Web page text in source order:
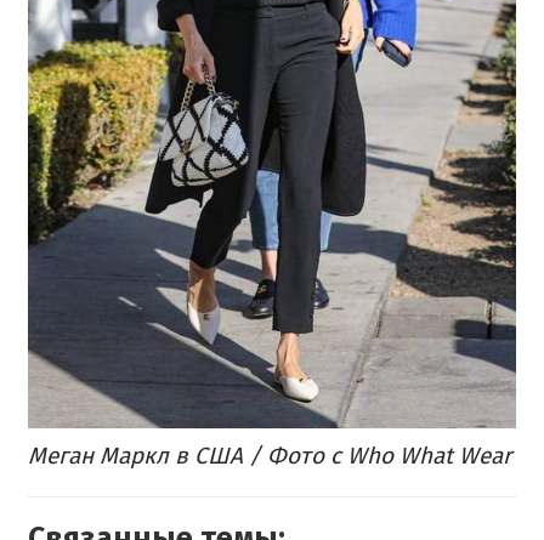
Меган Маркл в США / Фото с Who What Wear